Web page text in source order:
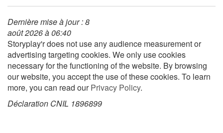
Dernière mise à jour : 8
août 2026 à 06:40
Storyplay'r does not use any audience measurement or
advertising targeting cookies. We only use cookies
necessary for the functioning of the website. By browsing
our website, you accept the use of these cookies. To learn
more, you can read ourPrivacy Policy.
Déclaration CNIL 1896899